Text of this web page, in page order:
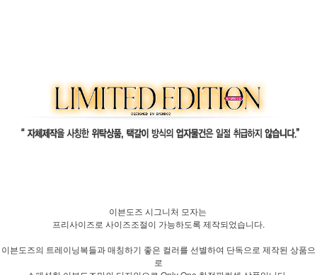
이븐도즈 시그니처 모자는
프리사이즈로 사이즈조절이 가능하도록 제작되었습니다.
이븐도즈의 트레이닝복들과 매칭하기 좋은 컬러를 선별하여 단독으로 제작된 상품으
로